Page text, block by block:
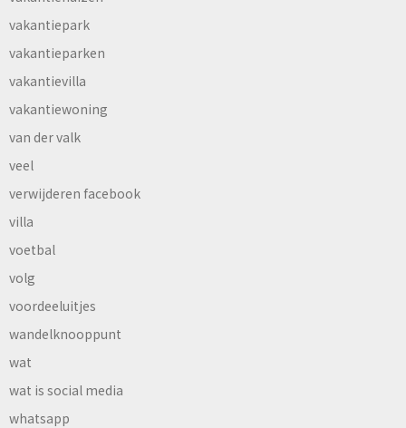
vakantiepark
vakantieparken
vakantievilla
vakantiewoning
van der valk
veel
verwijderen facebook
villa
voetbal
volg
voordeeluitjes
wandelknooppunt
wat
wat is social media
whatsapp